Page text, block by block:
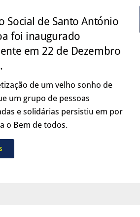
Social de Santo António
foi inaugurado
em 22 de Dezembro
de um velho sonho de
um grupo de pessoas
e solidárias persistiu em por
o Bem de todos.